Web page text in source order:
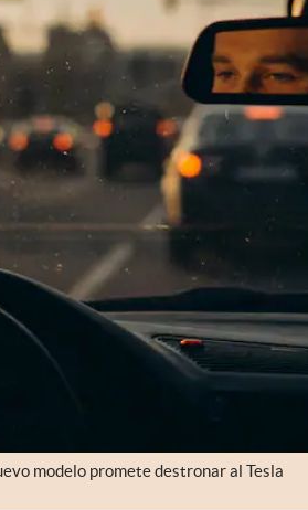
modelo promete destronar al Tesla